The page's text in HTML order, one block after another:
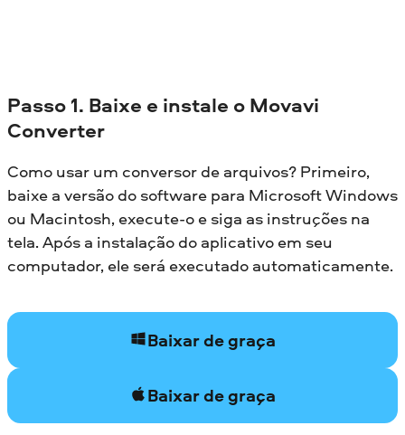
Passo 1. Baixe e instale o Movavi
Converter
Como usar um conversor de arquivos? Primeiro,
baixe a versão do software para Microsoft Windows
ou Macintosh, execute-o e siga as instruções na
tela. Após a instalação do aplicativo em seu
computador, ele será executado automaticamente.
Baixar de graça
Baixar de graça